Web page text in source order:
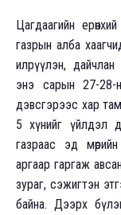
Цагдаагийн
газрын алба
илрүүлэн, дайчлан
энэ сарын 27-28-
дэвсгэрээс хар
5 хүнийг үйлдэл
газраас эд
аргаар гаргаж
зураг, сэжигтэн
байна. Дээрх